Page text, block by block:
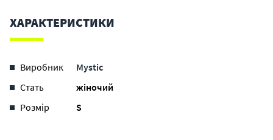
ХАРАКТЕРИСТИКИ
Виробник
Mystic
Стать
жіночий
Розмір
S